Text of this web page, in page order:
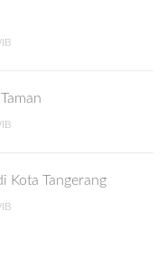
Kota Tangerang